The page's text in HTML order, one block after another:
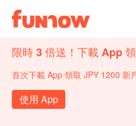
限時 3 倍送！下載 App 領
首次下載 App 領取 JPY 1200 新
使用 App